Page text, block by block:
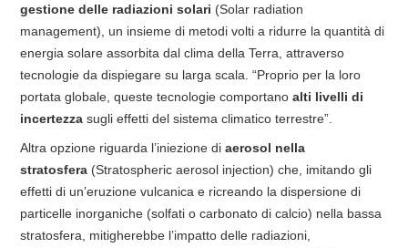
gestione delle radiazioni solari (Solar radiation
management), un insieme di metodi volti a ridurre la quantità di
energia solare assorbita dal clima della Terra, attraverso
tecnologie da dispiegare su larga scala. “Proprio per la loro
portata globale, queste tecnologie comportano alti livelli di
incertezza sugli effetti del sistema climatico terrestre”.
Altra opzione riguarda l’iniezione di aerosol nella
stratosfera (Stratospheric aerosol injection) che, imitando gli
effetti di un’eruzione vulcanica e ricreando la dispersione di
particelle inorganiche (solfati o carbonato di calcio) nella bassa
stratosfera, mitigherebbe l’impatto delle radiazioni,